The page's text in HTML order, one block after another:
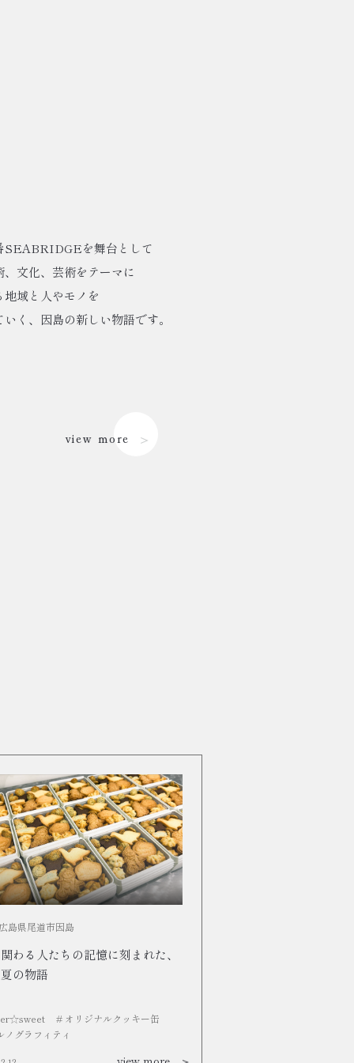
SEABRIDGEを舞台として
、文化、芸術をテーマに
地域と人やモノを
く、因島の新しい物語です。
view more
島県尾道市因島
わる人たちの記憶に刻まれた、
の物語
# オリジナルクッキー缶
ノグラフィティ